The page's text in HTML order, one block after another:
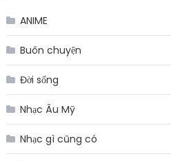
ANIME
Buôn chuyện
Đời sống
Nhạc Âu Mỹ
Nhạc gì cũng có